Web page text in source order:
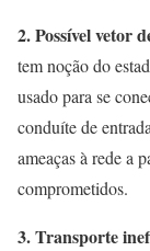
2. Possível vetor
tem noção do
usado para se
conduíte de
ameaças à rede a
comprometidos.
3. Transporte